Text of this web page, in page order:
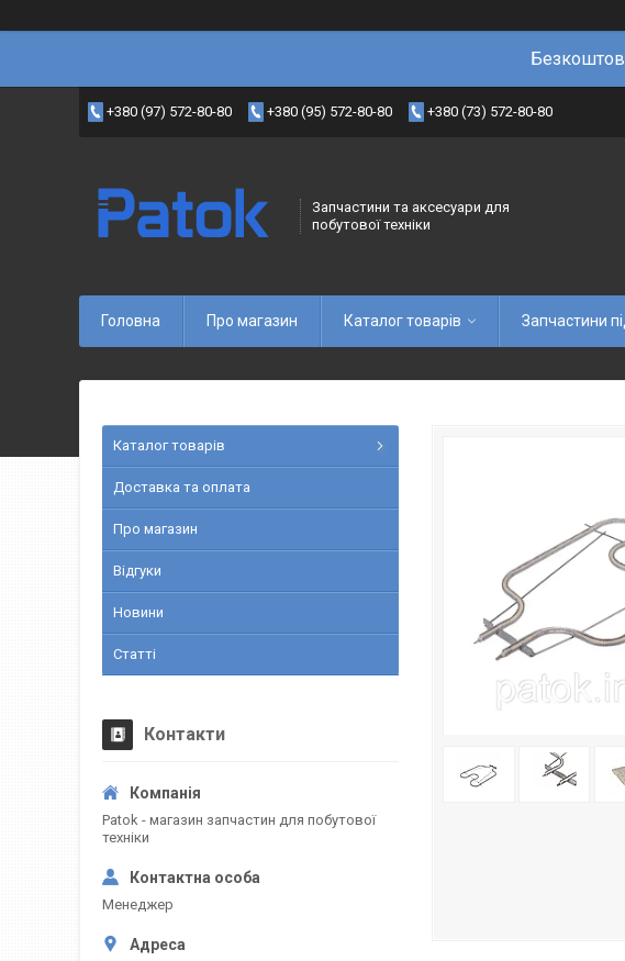
+380 (97) 572-80-80 +380 (95) 572-80-80 +380 (73) 572-80-80
Запчастини та аксесуари для
побутової техніки
Головна Про магазин Каталог товарів Запчастини
Каталог товарів
Доставка та оплата
Про магазин
Відгуки
Новини
Статті
Контакти
Patok - магазин запчастин для побутової
техніки
Менеджер